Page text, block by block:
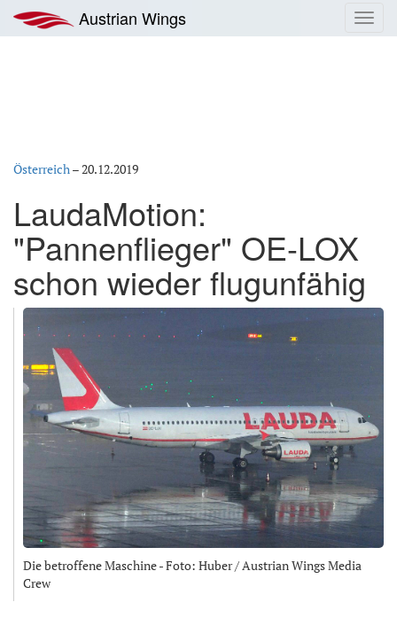
Inhalt
springen
Austrian Wings
Österreich–20.12.2019
LaudaMotion:
"Pannenflieger" OE-LOX
schon wieder flugunfähig
Die betroffene Maschine - Foto: Huber / Austrian Wings Media
Crew